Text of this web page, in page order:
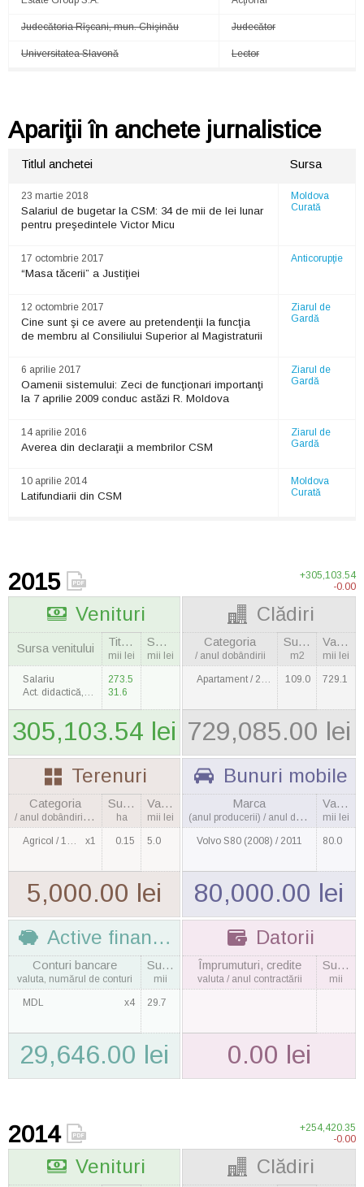
Judecătoria Rîşcani, mun. Chişinău Judecător
Universitatea Slavonă Lector
Apariţii în anchete jurnalistice
Titlul anchetei Sursa
23 martie 2018
Salariul de bugetar la CSM: 34 de mii de lei lunar
pentru preşedintele Victor Micu
Moldova
Curată
17 octombrie 2017
“Masa tăcerii” a Justiţiei
Anticorupţie
12 octombrie 2017
Cine sunt şi ce avere au pretendenţii la funcţia
de membru al Consiliului Superior al Magistraturii
Ziarul de
Gardă
6 aprilie 2017
Oamenii sistemului: Zeci de funcţionari importanţi
la 7 aprilie 2009 conduc astăzi R. Moldova
Ziarul de
Gardă
14 aprilie 2016
Averea din declaraţii a membrilor CSM
Ziarul de
Gardă
10 aprilie 2014
Latifundiarii din CSM
Moldova
Curată
2015
+305,103.54
-0.00
Venituri
Sursa venitului Titular
mii lei
Soţie
mii lei
Salariu
Act. didactică, ştiinţifică şi de creaţie
273.5
31.6
305,103.54 lei
Clădiri
Categoria
/ anul dobândirii
Suprafaţa
m2
Valoarea
mii lei
Apartament / 2009 109.0 729.1
729,085.00 lei
Terenuri
Categoria
/ anul dobândirii, cantitatea
Suprafaţa
ha
Valoarea
mii lei
Agricol / 1990 x1 0.15 5.0
5,000.00 lei
Bunuri mobile
Marca
(anul producerii) / anul dobândirii
Valoarea
mii lei
Volvo S80 (2008) / 2011 80.0
80,000.00 lei
Active financiare
Conturi bancare
valuta, numărul de conturi
Suma
mii
MDL x4 29.7
29,646.00 lei
Datorii
Împrumuturi, credite
valuta / anul contractării
Suma
mii
0.00 lei
2014
+254,420.35
-0.00
Venituri Clădiri